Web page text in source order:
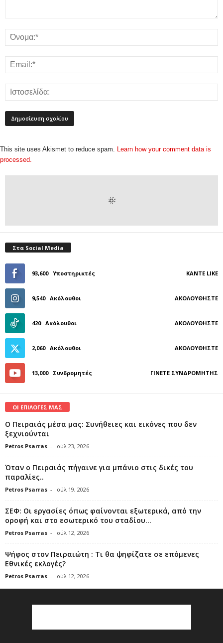
This site uses Akismet to reduce spam. Learn how your comment data is
processed.
Στα Social Media
93,600 Υποστηρικτές ΚΆΝΤΕ LIKE
9,540 Ακόλουθοι ΑΚΟΛΟΥΘΉΣΤΕ
420 Ακόλουθοι ΑΚΟΛΟΥΘΉΣΤΕ
2,060 Ακόλουθοι ΑΚΟΛΟΥΘΉΣΤΕ
13,000 Συνδρομητές ΓΊΝΕΤΕ ΣΥΝΔΡΟΜΗΤΉΣ
ΟΙ ΕΠΙΛΟΓΕΣ ΜΑΣ
Ο Πειραιάς μέσα μας: Συνήθειες και εικόνες που δεν
ξεχνιούνται
Petros Psarras - Ιούλ 23, 2026
Όταν ο Πειραιάς πήγαινε για μπάνιο στις δικές του
παραλίες..
Petros Psarras - Ιούλ 19, 2026
ΣΕΦ: Οι εργασίες όπως φαίνονται εξωτερικά, από την
οροφή και στο εσωτερικό του σταδίου...
Petros Psarras - Ιούλ 12, 2026
Ψήφος στον Πειραιώτη : Τι θα ψηφίζατε σε επόμενες
Εθνικές εκλογές?
Petros Psarras - Ιούλ 12, 2026